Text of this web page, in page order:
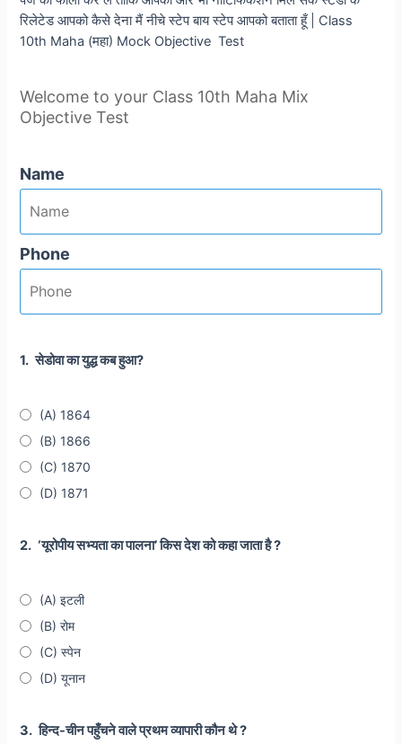
रिलेटेड आपको कैसे देना मैं नीचे स्टेप बाय स्टेप आपको बताता हूँ | Class
10th Maha (महा) Mock Objective Test
Welcome to your Class 10th Maha Mix
Objective Test
Name
Phone
1. सेडोवा का युद्ध कब हुआ?
(A) 1864
(B) 1866
(C) 1870
(D) 1871
2. ‘यूरोपीय सभ्यता का पालना’ किस देश को कहा जाता है ?
(A) इटली
(B) रोम
(C) स्पेन
(D) यूनान
3. हिन्द-चीन पहुँचने वाले प्रथम व्यापारी कौन थे ?